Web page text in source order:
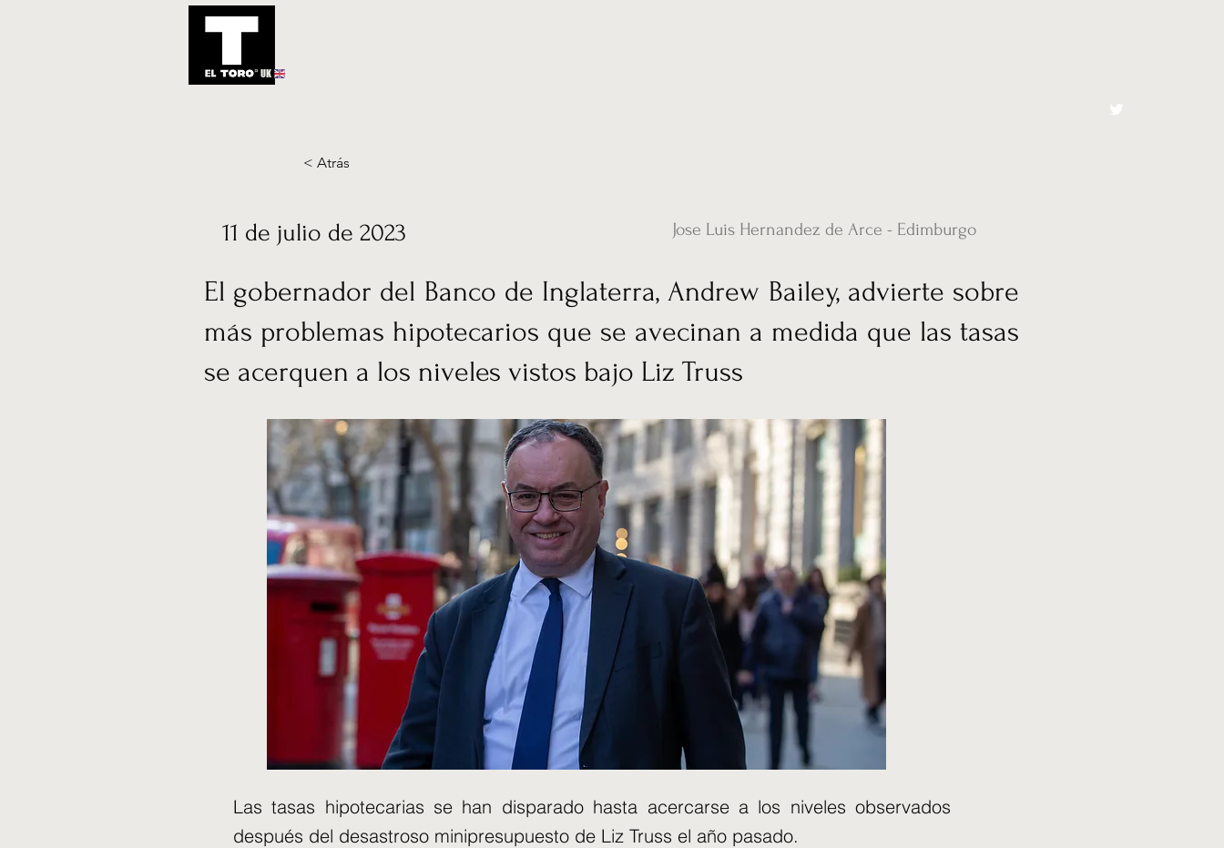
UK
< Atrás
11 de julio de 2023 Jose Luis Hernandez de Arce - Edimburgo
El gobernador del Banco de Inglaterra, Andrew Bailey, advierte sobre
más problemas hipotecarios que se avecinan a medida que las tasas
se acerquen a los niveles vistos bajo Liz Truss
Las tasas hipotecarias se han disparado hasta acercarse a los niveles observados
después del desastroso minipresupuesto de Liz Truss el año pasado.